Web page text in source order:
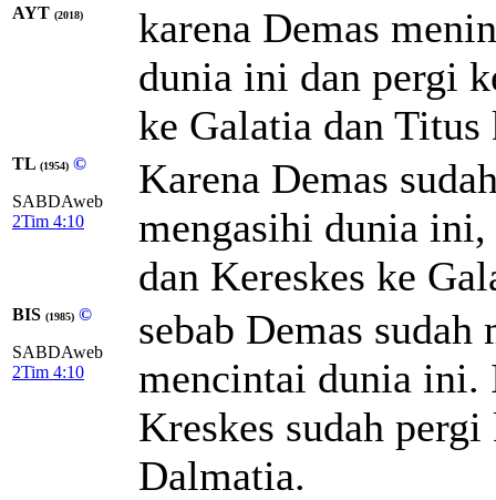
AYT (2018)
karena Demas
dunia ini dan pergi
ke Galatia dan
TL (1954) ©
SABDAweb
2Tim 4:10
Karena Demas
mengasihi dunia ini,
dan Kereskes ke
BIS (1985) ©
SABDAweb
2Tim 4:10
sebab Demas
mencintai dunia ini.
Kreskes sudah
Dalmatia.